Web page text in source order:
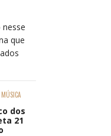
que
MÚSICA
dos
21